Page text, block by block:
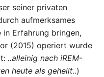
seiner privaten
aufmerksames
in Erfahrung bringen,
(2015) operiert wurde
..alleinig nach iREM-
heute als geheilt..)